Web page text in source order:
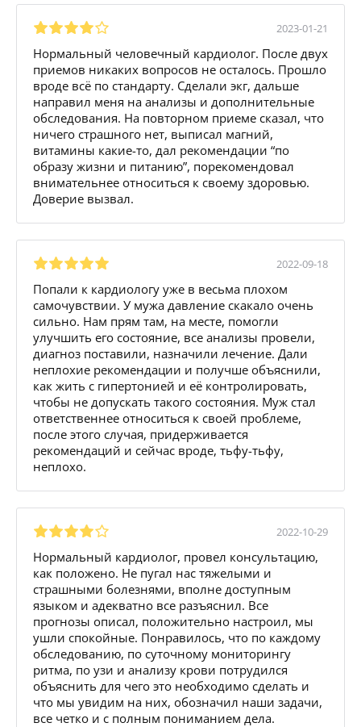
2023-01-21
Нормальный человечный кардиолог. После двух
приемов никаких вопросов не осталось. Прошло
вроде всё по стандарту. Сделали экг, дальше
направил меня на анализы и дополнительные
обследования. На повторном приеме сказал, что
ничего страшного нет, выписал магний,
витамины какие-то, дал рекомендации “по
образу жизни и питанию”, порекомендовал
внимательнее относиться к своему здоровью.
Доверие вызвал.
2022-09-18
Попали к кардиологу уже в весьма плохом
самочувствии. У мужа давление скакало очень
сильно. Нам прям там, на месте, помогли
улучшить его состояние, все анализы провели,
диагноз поставили, назначили лечение. Дали
неплохие рекомендации и получше объяснили,
как жить с гипертонией и её контролировать,
чтобы не допускать такого состояния. Муж стал
ответственнее относиться к своей проблеме,
после этого случая, придерживается
рекомендаций и сейчас вроде, тьфу-тьфу,
неплохо.
2022-10-29
Нормальный кардиолог, провел консультацию,
как положено. Не пугал нас тяжелыми и
страшными болезнями, вполне доступным
языком и адекватно все разъяснил. Все
прогнозы описал, положительно настроил, мы
ушли спокойные. Понравилось, что по каждому
обследованию, по суточному мониторингу
ритма, по узи и анализу крови потрудился
объяснить для чего это необходимо сделать и
что мы увидим на них, обозначил наши задачи,
все четко и с полным пониманием дела.